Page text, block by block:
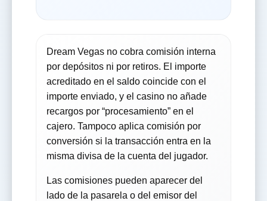
Dream Vegas no cobra comisión interna
por depósitos ni por retiros. El importe
acreditado en el saldo coincide con el
importe enviado, y el casino no añade
recargos por “procesamiento” en el
cajero. Tampoco aplica comisión por
conversión si la transacción entra en la
misma divisa de la cuenta del jugador.
Las comisiones pueden aparecer del
lado de la pasarela o del emisor del